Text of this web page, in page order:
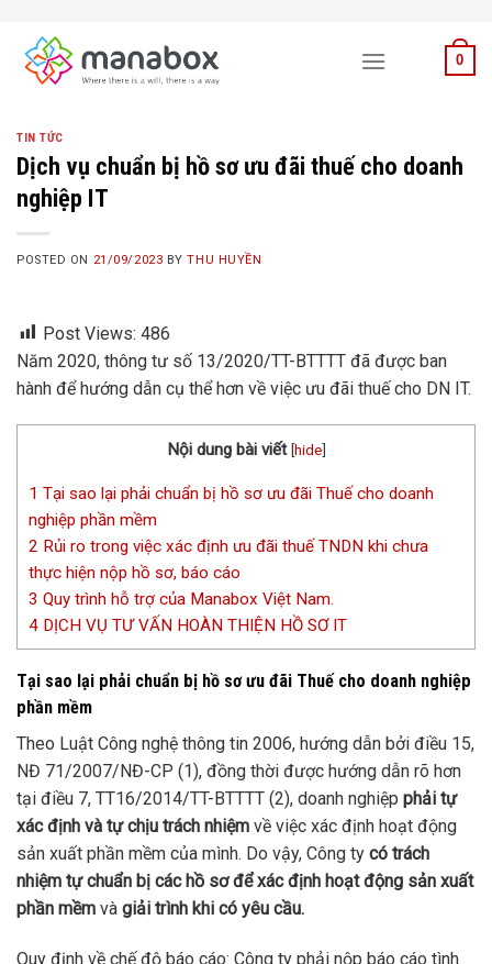
content
0
TIN TỨC
Dịch vụ chuẩn bị hồ sơ ưu đãi thuế cho doanh
nghiệp IT
POSTED ON 21/09/2023 BYTHU HUYỀN
Post Views: 486
Năm 2020, thông tư số 13/2020/TT-BTTTT đã được ban
hành để hướng dẫn cụ thể hơn về việc ưu đãi thuế cho DN IT.
Nội dung bài viết [hide]
1 Tại sao lại phải chuẩn bị hồ sơ ưu đãi Thuế cho doanh
nghiệp phần mềm
2 Rủi ro trong việc xác định ưu đãi thuế TNDN khi chưa
thực hiện nộp hồ sơ, báo cáo
3 Quy trình hỗ trợ của Manabox Việt Nam.
4 DỊCH VỤ TƯ VẤN HOÀN THIỆN HỒ SƠ IT
Tại sao lại phải chuẩn bị hồ sơ ưu đãi Thuế cho doanh nghiệp
phần mềm
Theo Luật Công nghệ thông tin 2006, hướng dẫn bởi điều 15,
NĐ 71/2007/NĐ-CP (1), đồng thời được hướng dẫn rõ hơn
tại điều 7, TT16/2014/TT-BTTTT (2), doanh nghiệp phải tự
xác định và tự chịu trách nhiệm về việc xác định hoạt động
sản xuất phần mềm của mình. Do vậy, Công ty có trách
nhiệm tự chuẩn bị các hồ sơ để xác định hoạt động sản xuất
phần mềm và giải trình khi có yêu cầu.
Quy định về chế độ báo cáo: Công ty phải nộp báo cáo tình